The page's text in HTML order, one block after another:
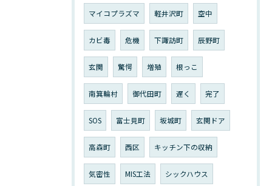
マイコプラズマ 軽井沢町 空中
カビ毒 危機 下諏訪町 辰野町
玄関 驚愕 増殖 根っこ
南箕輪村 御代田町 遅く 完了
SOS 富士見町 坂城町 玄関ドア
高森町 西区 キッチン下の収納
気密性 MIS工法 シックハウス